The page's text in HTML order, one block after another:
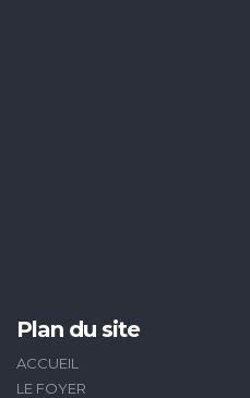
Plan du site
ACCUEIL
LE FOYER